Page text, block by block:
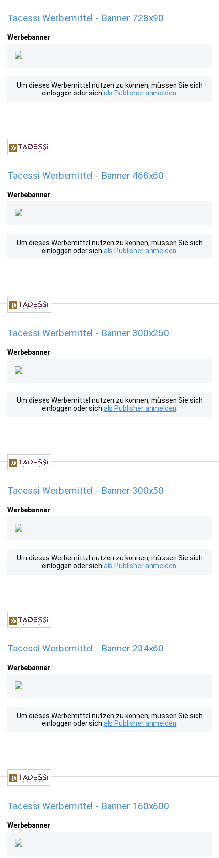
Tadessi Werbemittel - Banner 728x90
Werbebanner
Um dieses Werbemittel nutzen zu können, müssen Sie sich
einloggen oder sich als Publisher anmelden
Tadessi Werbemittel - Banner 468x60
Werbebanner
Um dieses Werbemittel nutzen zu können, müssen Sie sich
einloggen oder sich als Publisher anmelden
Tadessi Werbemittel - Banner 300x250
Werbebanner
Um dieses Werbemittel nutzen zu können, müssen Sie sich
einloggen oder sich als Publisher anmelden
Tadessi Werbemittel - Banner 300x50
Werbebanner
Um dieses Werbemittel nutzen zu können, müssen Sie sich
einloggen oder sich als Publisher anmelden
Tadessi Werbemittel - Banner 234x60
Werbebanner
Um dieses Werbemittel nutzen zu können, müssen Sie sich
einloggen oder sich als Publisher anmelden
Tadessi Werbemittel - Banner 160x600
Werbebanner